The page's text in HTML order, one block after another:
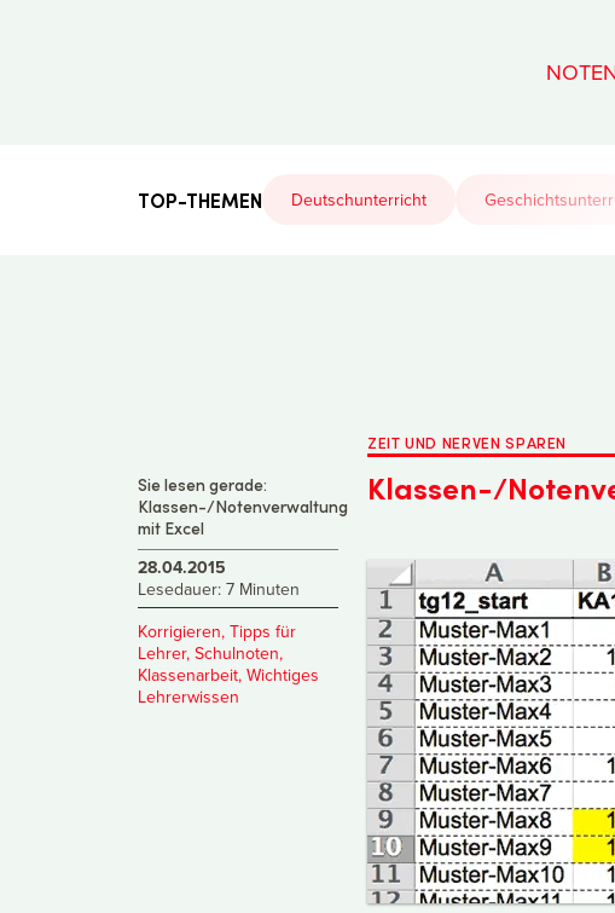
TOP-THEMEN Deutschunterricht
Sie lesen gerade:
Klassen-/Notenverwaltung
mit Excel
28.04.2015
Lesedauer: 7 Minuten
Korrigieren, Tipps für
Lehrer, Schulnoten,
Klassenarbeit, Wichtiges
Lehrerwissen
ZEIT UND NERVEN SPAREN
Klassen-/